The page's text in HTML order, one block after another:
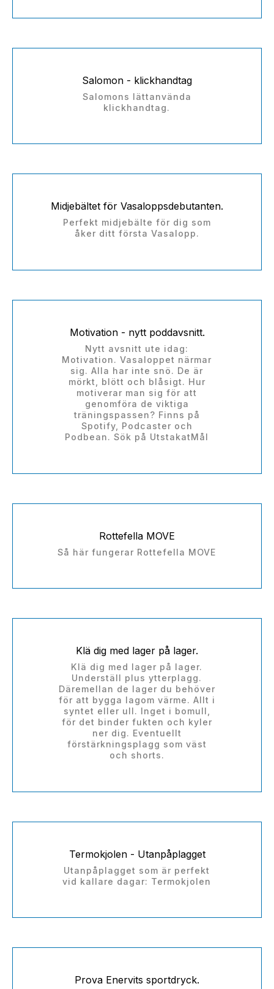
Salomon - klickhandtag
Salomons lättanvända
klickhandtag.
Midjebältet för Vasaloppsdebutanten.
Perfekt midjebälte för dig som
åker ditt första Vasalopp.
Motivation - nytt poddavsnitt.
Nytt avsnitt ute idag:
Motivation. Vasaloppet närmar
sig. Alla har inte snö. De är
mörkt, blött och blåsigt. Hur
motiverar man sig för att
genomföra de viktiga
träningspassen? Finns på
Spotify, Podcaster och
Podbean. Sök på UtstakatMål
Rottefella MOVE
Så här fungerar Rottefella MOVE
Klä dig med lager på lager.
Klä dig med lager på lager.
Underställ plus ytterplagg.
Däremellan de lager du behöver
för att bygga lagom värme. Allt i
syntet eller ull. Inget i bomull,
för det binder fukten och kyler
ner dig. Eventuellt
förstärkningsplagg som väst
och shorts.
Termokjolen - Utanpåplagget
Utanpåplagget som är perfekt
vid kallare dagar: Termokjolen
Prova Enervits sportdryck.